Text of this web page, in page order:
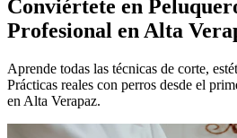
Conviértete en
Profesional en Alta
Aprende todas las técnicas de corte,
Prácticas reales con perros desde el
en Alta Verapaz.